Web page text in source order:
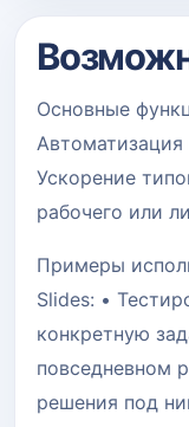
Основные
Ускорение
рабочего или
Примеры
Slides: •
конкретную
повседневном
решения под